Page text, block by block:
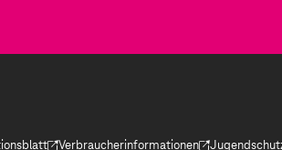
Verbraucherinformationen